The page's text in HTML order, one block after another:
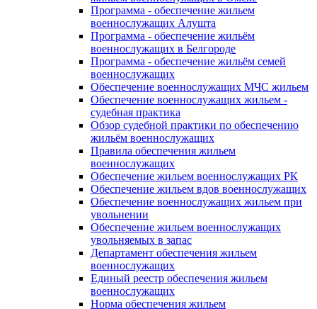
Программа - обеспечение жильем
военнослужащих Алушта
Программа - обеспечение жильём
военнослужащих в Белгороде
Программа - обеспечение жильём семей
военнослужащих
Обеспечение военнослужащих МЧС жильем
Обеспечение военнослужащих жильем -
судебная практика
Обзор судебной практики по обеспечению
жильём военнослужащих
Правила обеспечения жильем
военнослужащих
Обеспечение жильем военнослужащих РК
Обеспечение жильем вдов военнослужащих
Обеспечение военнослужащих жильем при
увольнении
Обеспечение жильем военнослужащих
увольняемых в запас
Департамент обеспечения жильем
военнослужащих
Единый реестр обеспечения жильем
военнослужащих
Норма обеспечения жильем